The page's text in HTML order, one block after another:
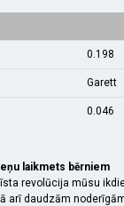
0.198
Garett
0.046
laikmets bērniem
revolūcija mūsu
arī daudzām